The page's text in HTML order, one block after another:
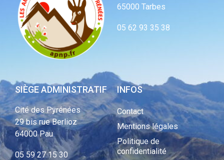
65000 Tarbes
05 62 93 35 38
SIÈGE ADMINISTRATIF
Cité des Pyrénées
29 bis rue Berlioz
64000 Pau
05 59 27 15 30
INFOS
Contact
Mentions légales
Politique de
confidentialité